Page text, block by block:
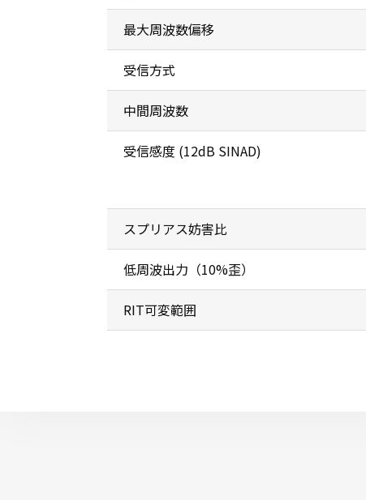
最大周波数偏移
受信方式
中間周波数
受信感度 (12dB SINAD)
スプリアス妨害比
低周波出力（10%歪）
RIT可変範囲